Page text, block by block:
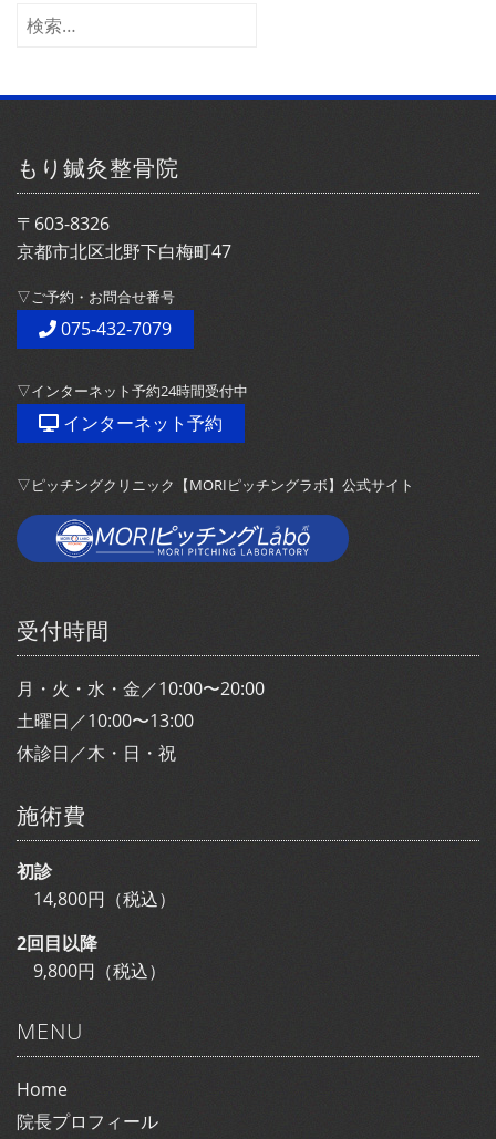
イ
検
もり鍼灸整骨院
〒603-8326
京都市北区北野下白梅町47
▽ご予約・お問合せ番号
075-432-7079
▽インターネット予約24時間受付中
インターネット予約
▽ピッチングクリニック【MORIピッチングラボ】公式サイト
受付時間
月・火・水・金／10:00〜20:00
土曜日／10:00〜13:00
休診日／木・日・祝
施術費
初診
14,800円（税込）
2回目以降
9,800円（税込）
MENU
Home
院長プロフィール